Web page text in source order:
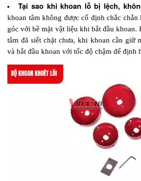
Tại sao khi khoan lỗ bị lệch,
khoan tâm không được cố định chắc chắn
góc với bề mặt vật liệu khi bắt đầu khoan.
tâm đã siết chặt chưa, khi khoan cần giữ
và bắt đầu khoan với tốc độ chậm để định